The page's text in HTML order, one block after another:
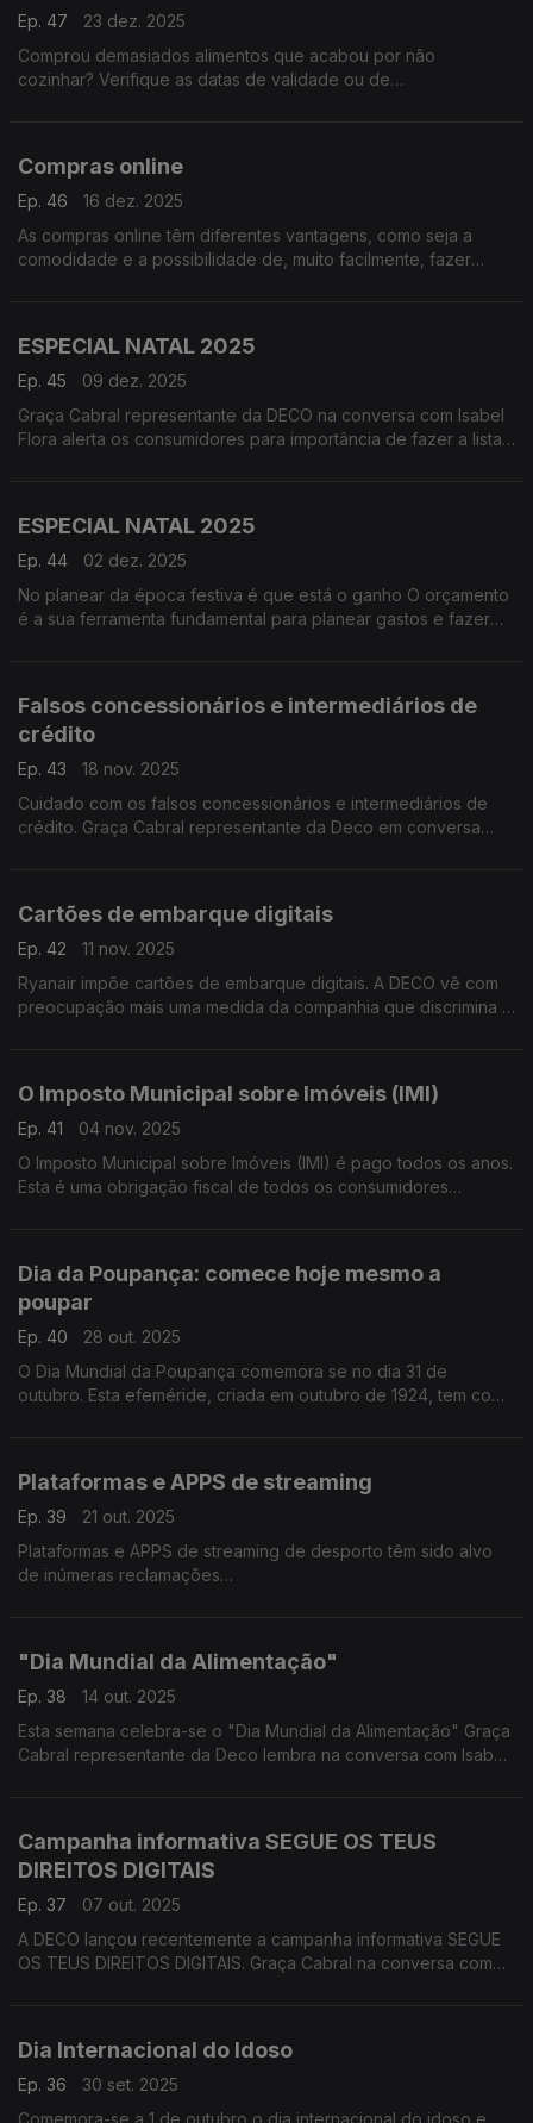
Ep. 47
23 dez. 2025
Comprou demasiados alimentos que acabou por não
cozinhar? Verifique as datas de validade ou de
Compras online
Ep. 46
16 dez. 2025
As compras online têm diferentes vantagens, como seja a
comodidade e a possibilidade de, muito facilmente, fazer
ESPECIAL NATAL 2025
Ep. 45
09 dez. 2025
Graça Cabral representante da DECO na conversa com Isabel
Flora alerta os consumidores para importância de fazer a lista
ESPECIAL NATAL 2025
Ep. 44
02 dez. 2025
No planear da época festiva é que está o ganho O orçamento
é a sua ferramenta fundamental para planear gastos e fazer
Falsos concessionários e intermediários de
crédito
Ep. 43
18 nov. 2025
Cuidado com os falsos concessionários e intermediários de
crédito. Graça Cabral representante da Deco em conversa
Cartões de embarque digitais
Ep. 42
11 nov. 2025
Ryanair impõe cartões de embarque digitais. A DECO vê com
preocupação mais uma medida da companhia que discrimina e
O Imposto Municipal sobre Imóveis (IMI)
Ep. 41
04 nov. 2025
O Imposto Municipal sobre Imóveis (IMI) é pago todos os anos.
Esta é uma obrigação fiscal de todos os consumidores
Dia da Poupança: comece hoje mesmo a
poupar
Ep. 40
28 out. 2025
O Dia Mundial da Poupança comemora se no dia 31 de
outubro. Esta efeméride, criada em outubro de 1924, tem como
endividamento.
Plataformas e APPS de streaming
Ep. 39
21 out. 2025
Plataformas e APPS de streaming de desporto têm sido alvo
de inúmeras reclamações
agora a ser confrontados com uma fidelização de 12 meses,
quando nenhuma informação sobre a duração desse contrato
"Dia Mundial da Alimentação"
Ep. 38
14 out. 2025
Esta semana celebra-se o "Dia Mundial da Alimentação" Graça
Cabral representante da Deco lembra na conversa com Isabel
para conseguir dar resposta às necessidades alimentares da
população mundial.
Campanha informativa SEGUE OS TEUS
DIREITOS DIGITAIS
Ep. 37
07 out. 2025
A DECO lançou recentemente a campanha informativa SEGUE
OS TEUS DIREITOS DIGITAIS. Graça Cabral na conversa com
abusivo e lesivo
Dia Internacional do Idoso
Ep. 36
30 set. 2025
Comemora-se a 1 de outubro o dia internacional do idoso e,